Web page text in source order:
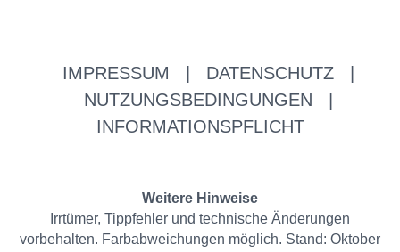
IMPRESSUM DATENSCHUTZ
NUTZUNGSBEDINGUNGEN
INFORMATIONSPFLICHT
Weitere Hinweise
Irrtümer, Tippfehler und technische Änderungen
vorbehalten. Farbabweichungen möglich. Stand: Oktober